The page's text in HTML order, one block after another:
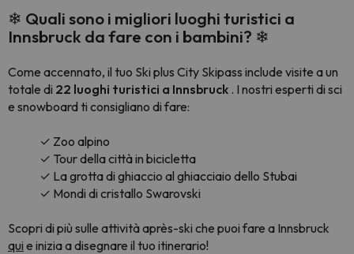
❄ Quali sono i migliori luoghi turistici a
Innsbruck da fare con i bambini? ❄
Come accennato, il tuo Ski plus City Skipass include visite a un
totale di 22 luoghi turistici a Innsbruck . I nostri esperti di sci
e snowboard ti consigliano di fare:
✓ Zoo alpino
✓ Tour della città in bicicletta
✓ La grotta di ghiaccio al ghiacciaio dello Stubai
✓ Mondi di cristallo Swarovski
Scopri di più sulle attività après-ski che puoi fare a Innsbruck
qui e inizia a disegnare il tuo itinerario!